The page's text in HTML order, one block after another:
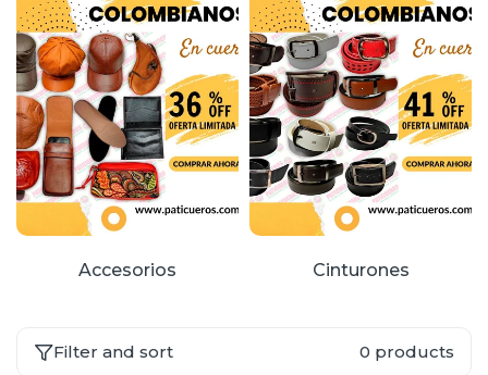
Accesorios Cinturones
Filter and sort 0 products